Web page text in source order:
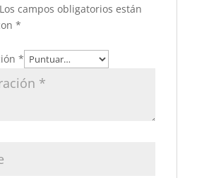
Los campos obligatorios están
*
*